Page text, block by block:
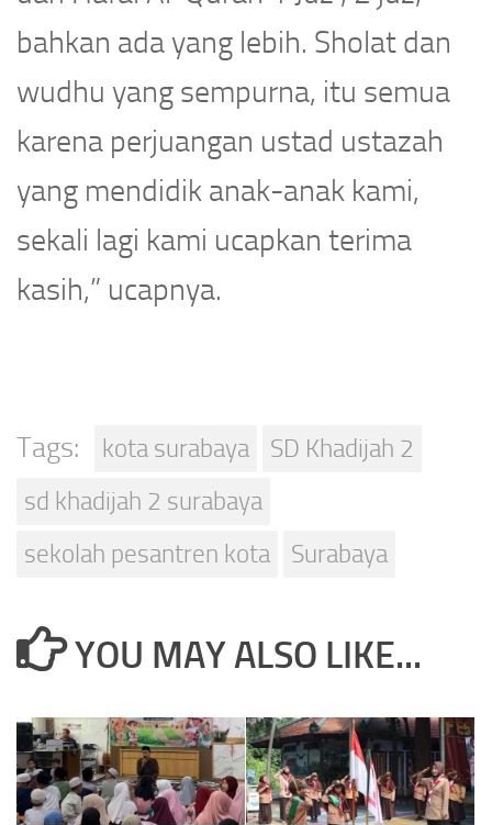
bahkan ada yang lebih. Sholat dan
wudhu yang sempurna, itu semua
karena perjuangan ustad ustazah
yang mendidik anak-anak kami,
sekali lagi kami ucapkan terima
kasih,” ucapnya.
Tags: kota surabaya
SD Khadijah 2
sd khadijah 2 surabaya
sekolah pesantren kota
Surabaya
YOU MAY ALSO LIKE...